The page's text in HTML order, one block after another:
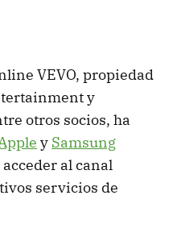
VEVO, propiedad
y
otros socios, ha
y Samsung
al canal
servicios de